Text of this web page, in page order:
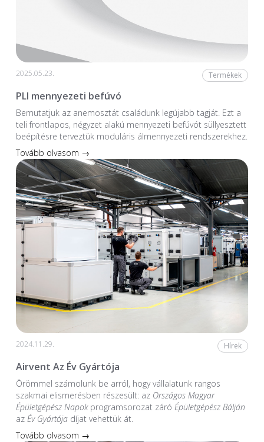
2025.05.23. Termékek
PLI mennyezeti befúvó
Bemutatjuk az anemosztát családunk legújabb tagját. Ezt a
teli frontlapos, négyzet alakú mennyezeti befúvót süllyesztett
beépítésre terveztük moduláris álmennyezeti rendszerekhez.
Tovább olvasom →
2024.11.29. Hírek
Airvent Az Év Gyártója
Örömmel számolunk be arról, hogy vállalatunk rangos
szakmai elismerésben részesült: az Országos Magyar
Épületgépész Napokprogramsorozat záró Épületgépész Bálján
az Év Gyártójadíjat vehettük át.
Tovább olvasom →